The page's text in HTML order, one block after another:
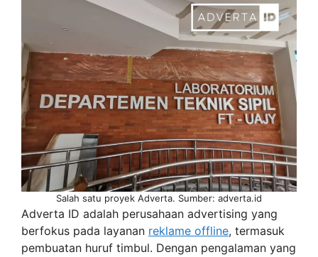
Salah satu proyek Adverta. Sumber: adverta.id
Adverta ID adalah perusahaan advertising yang
berfokus pada layanan reklame offline, termasuk
pembuatan huruf timbul. Dengan pengalaman yang